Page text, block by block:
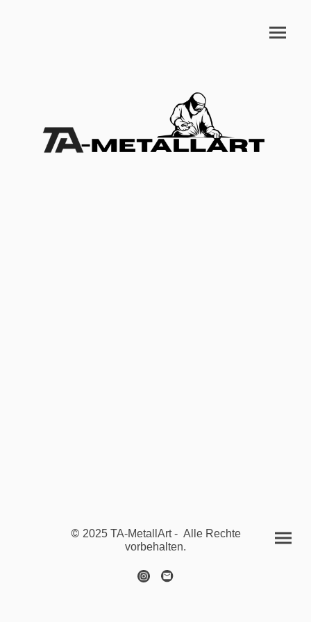
© 2025 TA-MetallArt - Alle Rechte
vorbehalten.